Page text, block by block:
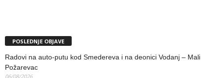
POSLEDNJE OBJAVE
Radovi na auto-putu kod Smedereva i na deonici Vodanj – Mali
Požarevac
06/08/2026